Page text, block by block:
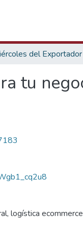
del Exportador
tu
logística